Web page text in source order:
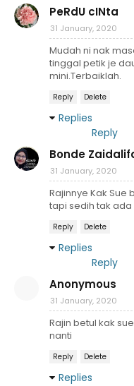
PeRdU cINta
31 January, 2020
Mudah ni nak
tinggal petik je
mini.Terbaiklah.
Reply Delete
Replies
Reply
Bonde
31 January, 2020
Rajinnye Kak Sue
tapi sedih tak ada
Reply Delete
Replies
Reply
Anonymous
31 January, 2020
Rajin betul kak
nanti
Reply Delete
Replies